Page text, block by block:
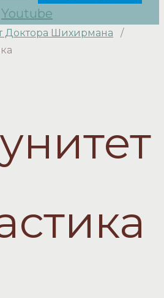
Youtube
Доктора Шихирмана /